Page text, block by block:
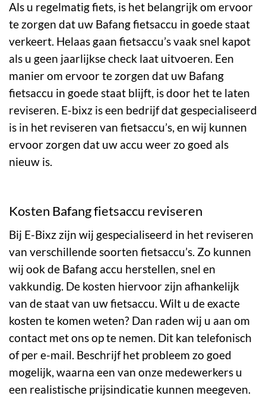
Als u regelmatig fiets, is het belangrijk om ervoor
te zorgen dat uw Bafang fietsaccu in goede staat
verkeert. Helaas gaan fietsaccu’s vaak snel kapot
als u geen jaarlijkse check laat uitvoeren. Een
manier om ervoor te zorgen dat uw Bafang
fietsaccu in goede staat blijft, is door het te laten
reviseren. E-bixz is een bedrijf dat gespecialiseerd
is in het reviseren van fietsaccu’s, en wij kunnen
ervoor zorgen dat uw accu weer zo goed als
nieuw is.
Kosten Bafang fietsaccu reviseren
Bij E-Bixz zijn wij gespecialiseerd in het reviseren
van verschillende soorten fietsaccu’s. Zo kunnen
wij ook de Bafang accu herstellen, snel en
vakkundig. De kosten hiervoor zijn afhankelijk
van de staat van uw fietsaccu. Wilt u de exacte
kosten te komen weten? Dan raden wij u aan om
contact met ons op te nemen. Dit kan telefonisch
of per e-mail. Beschrijf het probleem zo goed
mogelijk, waarna een van onze medewerkers u
een realistische prijsindicatie kunnen meegeven.